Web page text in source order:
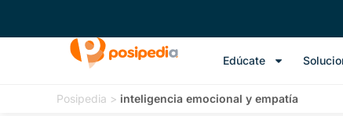
Edúcate
Posipedia > inteligencia emocional y empatía